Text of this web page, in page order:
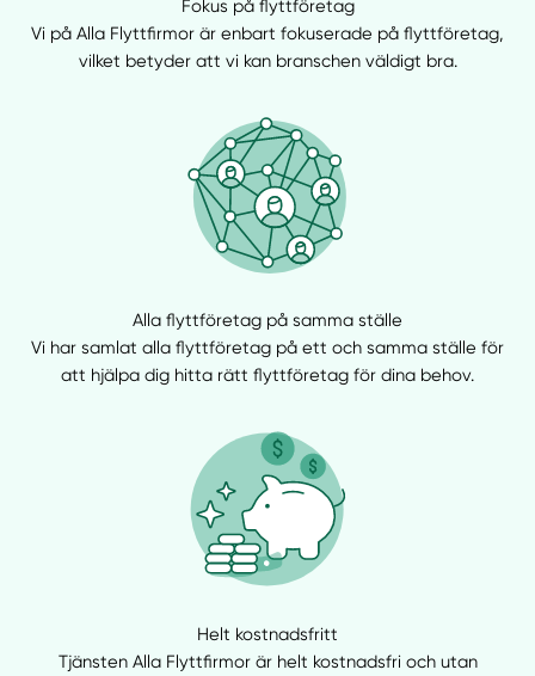
Få hjälp
Fokus på flyttföretag
Vi på Alla Flyttfirmor är enbart fokuserade på flyttföretag,
vilket betyder att vi kan branschen väldigt bra.
Alla flyttföretag på samma ställe
Vi har samlat alla flyttföretag på ett och samma ställe för
att hjälpa dig hitta rätt flyttföretag för dina behov.
Helt kostnadsfritt
Tjänsten Alla Flyttfirmor är helt kostnadsfri och utan